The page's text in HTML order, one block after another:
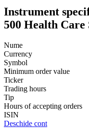
Instrument
500 Health Care
Nume
Currency
Symbol
Minimum order value
Ticker
Trading hours
Tip
Hours of accepting orders
ISIN
Deschide cont